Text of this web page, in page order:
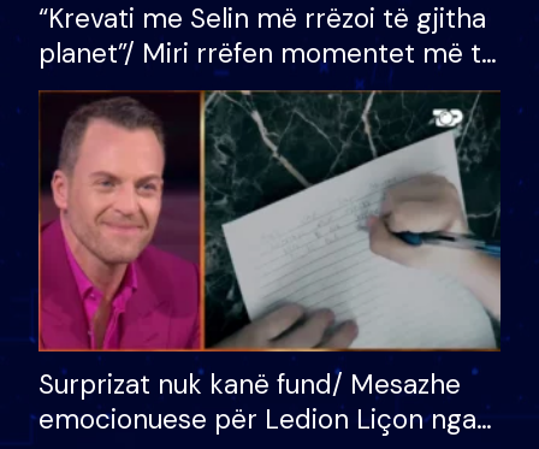
“Krevati me Selin më rrëzoi të gjitha
planet”/ Miri rrëfen momentet më të
bukura në shtëpinë e BB VIP: Do më
mungojë zilja e mëngjesit kur…
Surprizat nuk kanë fund/ Mesazhe
emocionuese për Ledion Liçon nga